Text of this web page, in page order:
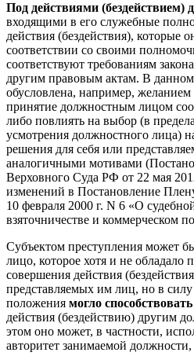
Под действиями (бездействием)
входящими в его служебные
действия (бездействия), которые
соответствии со своими
соответствуют требованиям
другим правовым актам. В данном
обусловлена, например, желанием
принятие должностным лицом
либо повлиять на выбор (в
усмотрения должностного лица)
решения для себя или
аналогичными мотивами
Верховного Суда РФ от 22 мая
изменений в Постановление
10 февраля 2000 г. N 6 «О
взяточничестве и коммерческом
Субъектом преступления может
лицо, которое хотя и не обладало
совершения действия
представляемых им лиц, но в
положения могло способствовать
действия (бездействию) другим
этом оно может, в частности,
авторитет занимаемой